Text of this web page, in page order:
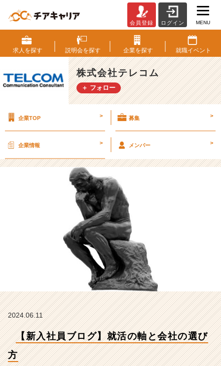
入
社
員
ブ
ロ
グ】
軸
社
の
選
び
方
【株
式
会
社
テ
レ
ラ
会員登録 ログイン MENU
求人を探す 説明会を探す 企業を探す 就職イベント
株式会社テレコム
＋ フォロー
企業TOP > 募集 >
企業情報 > メンバー >
2024.06.11
【新入社員ブログ】就活の軸と会社の選び
方